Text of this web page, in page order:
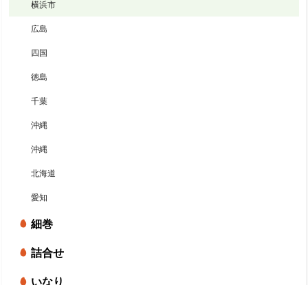
横浜市
広島
四国
徳島
千葉
沖縄
沖縄
北海道
愛知
細巻
詰合せ
いなり